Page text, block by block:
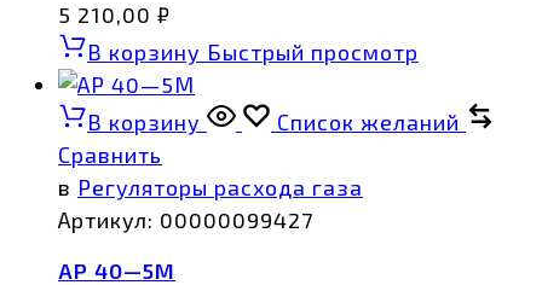
5 210,00 ₽
В корзину Быстрый просмотр
В корзину
Список желаний
Сравнить
в Регуляторы расхода газа
Артикул: 00000099427
АР 40—5М